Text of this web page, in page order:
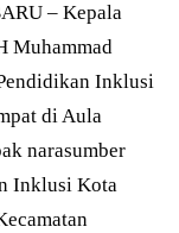
– Kepala
Muhammad
Inklusi
di Aula
narasumber
Inklusi Kota